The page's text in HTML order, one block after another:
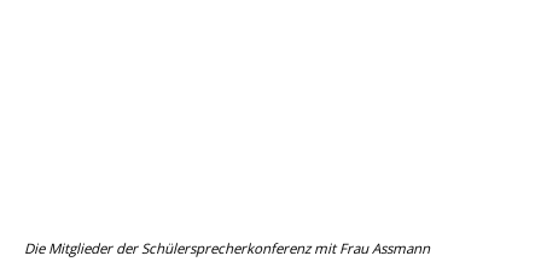
Die Mitglieder der Schülersprecherkonferenz mit Frau Assmann